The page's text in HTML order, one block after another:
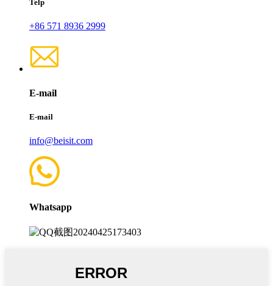
Telp
+86 571 8936 2999
E-mail
E-mail
info@beisit.com
Whatsapp